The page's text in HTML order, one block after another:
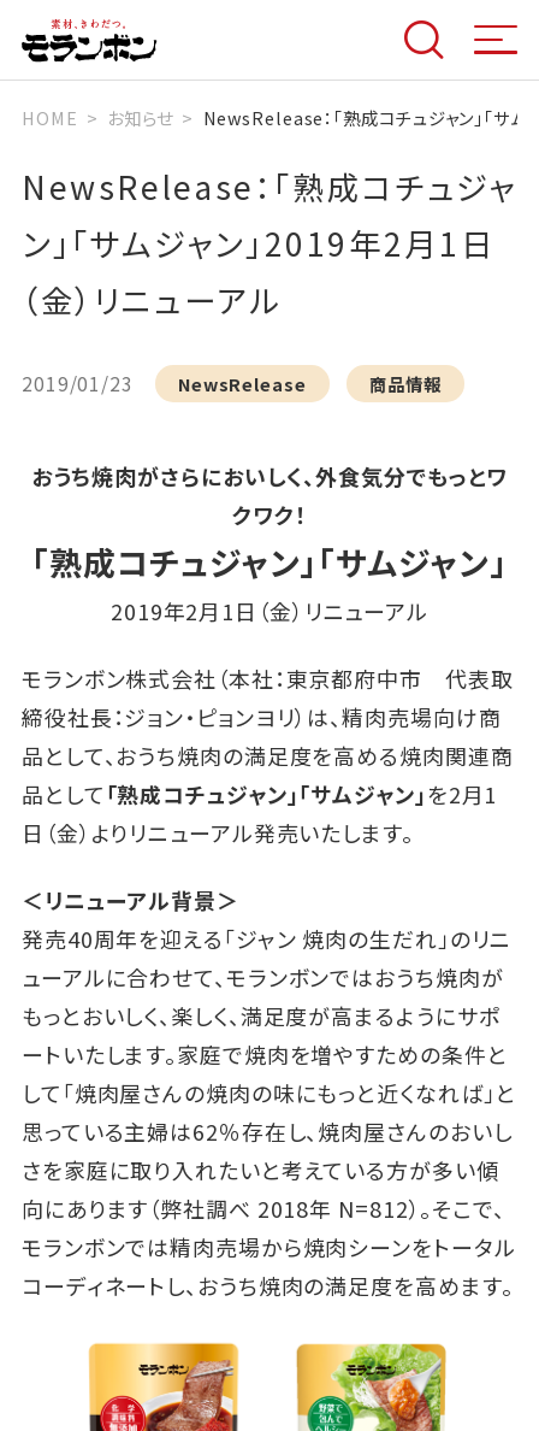
HOME お知らせ NewsRelease：「熟成コチュジャン」「サム
NewsRelease：「熟成コチュジャ
ン」「サムジャン」2019年2月1日
（金）リニューアル
2019/01/23 NewsRelease 商品情報
おうち焼肉がさらにおいしく、外食気分でもっとワ
クワク！
「熟成コチュジャン」「サムジャン」
2019年2月1日（金）リニューアル
モランボン株式会社（本社：東京都府中市 代表取
締役社長：ジョン・ピョンヨリ）は、精肉売場向け商
品として、おうち焼肉の満足度を高める焼肉関連商
品として「熟成コチュジャン」「サムジャン」を2月1
日（金）よりリニューアル発売いたします。
＜リニューアル背景＞
発売40周年を迎える「ジャン 焼肉の生だれ」のリニ
ューアルに合わせて、モランボンではおうち焼肉が
もっとおいしく、楽しく、満足度が高まるようにサポ
ートいたします。家庭で焼肉を増やすための条件と
して「焼肉屋さんの焼肉の味にもっと近くなれば」と
思っている主婦は62％存在し、焼肉屋さんのおいし
さを家庭に取り入れたいと考えている方が多い傾
向にあります（弊社調べ 2018年 N=812）。そこで、
モランボンでは精肉売場から焼肉シーンをトータル
コーディネートし、おうち焼肉の満足度を高めます。